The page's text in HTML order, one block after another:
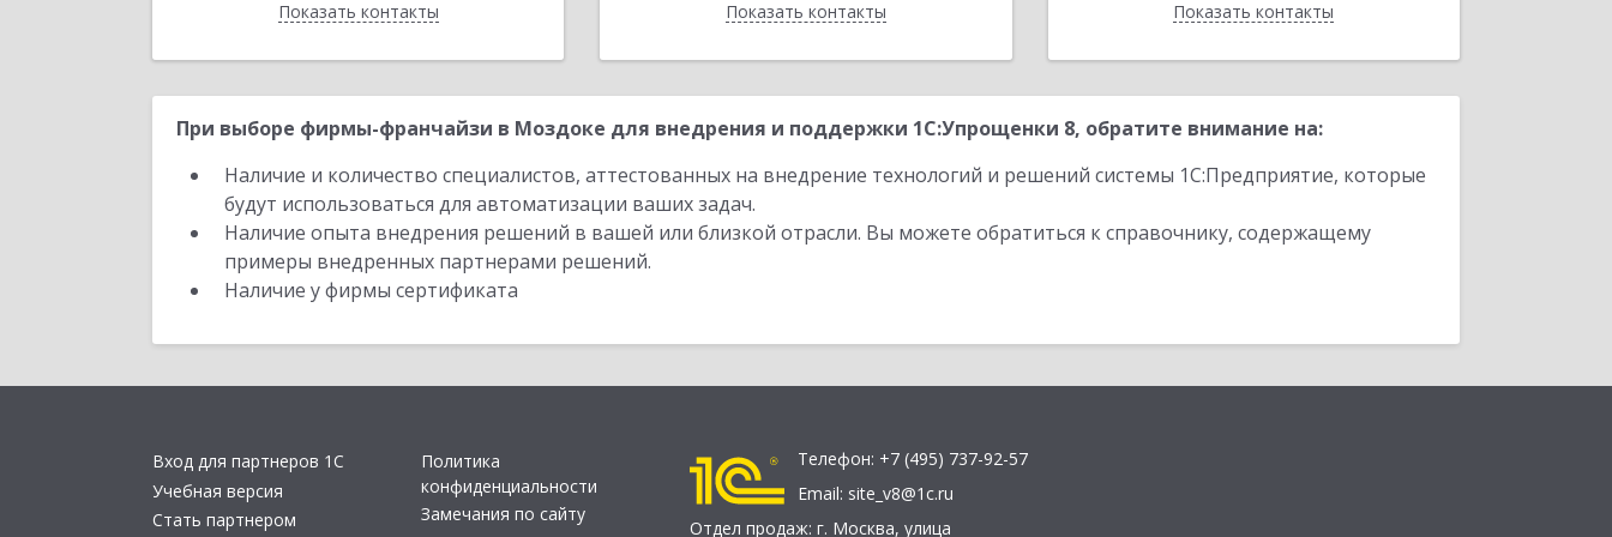
Показать контакты
Назад Показать контакты
Назад Показать контакты
Назад
При выборе фирмы-франчайзи в Моздоке для внедрения и поддержки 1С:Упрощенки 8, обратите внимание на:
Наличие и количество специалистов, аттестованных на внедрение технологий и решений системы 1С:Предприятие, которые
будут использоваться для автоматизации ваших задач.
Наличие опыта внедрения решений в вашей или близкой отрасли. Вы можете обратиться к справочнику, содержащему
примеры внедренных партнерами решений.
Наличие у фирмы сертификата
Вход для партнеров 1С
Учебная версия
Стать партнером
Политика
конфиденциальности
Замечания по сайту
Телефон: +7 (495) 737-92-57
Email: site_v8@1c.ru
Отдел продаж: г. Москва, улица